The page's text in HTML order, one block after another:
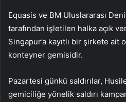
Equasis ve BM Uluslararası
tarafından işletilen halka açık
Singapur’a kayıtlı bir şirkete ait
konteyner gemisidir.
Pazartesi günkü saldırılar,
gemiciliğe yönelik saldırı